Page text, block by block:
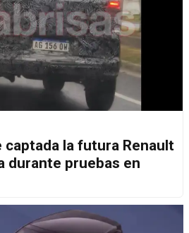
captada la futura Renault
durante pruebas en